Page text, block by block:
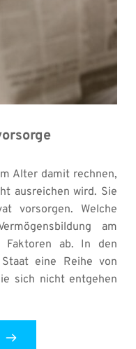
Alter damit rechnen,
ausreichen wird. Sie
vorsorgen. Welche
am
ab. In den
eine Reihe von
sich nicht entgehen